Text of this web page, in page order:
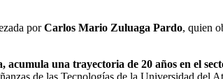
porCarlos Mario Zuluaga Pardo, quien
una trayectoria de 20 años en el
de las Tecnologías de la Universidad